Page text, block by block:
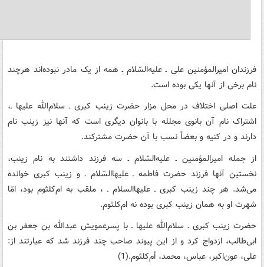
فرزندان امیرالمؤمنین علی ـ علیه‌‌السّلام ـ همه از یک مادر نبوده‌اند هرچند
نام برخی از آنها یکی بوده است.
علت اصلی اختلاف در محل مزار حضرت زینب کبری ـ سلام‌الله علیها ـ،
اشتراک نام آن بانوی مجلله با بانوان دیگری است که آنها نیز زینب نام
دارند و در کنیه و بعضاً نسب با آن حضرت مشترکند.
از جمله امیرالمؤمنین ـ علیه‌السّلام ـ سه فرزند داشتند به نام زینب،
نخستین آنها فرزند حضرت فاطمه ـ علیها‌السّلام ـ و زینب کبری خوانده
می‌شد. هر چند زینب کبری ـ علیهاالسلام ـ ، ملقب به ام‌کلثوم بود، امّا
شهرت او به همان زینب کبری بوده نه ام‌کلثوم.
حضرت زینب کبری ـ سلام‌الله علیها ـ با پسرعمویش عبدالله بن جعفر بن
ابی‌طالب، ازدواج کرد و از این پیوند صاحب چند فرزند شد که عبارتند از:
علی، عون‌اکبر، عباس، محمد، أم‌کلثوم.(1)